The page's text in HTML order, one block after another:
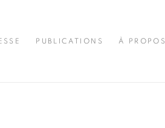
PUBLICATIONS À PROPOS